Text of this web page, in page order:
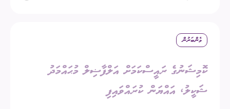
މެންބަރުން
ކޮމިޝަނުގެ ރައީސްކަމަށް އަލްފާޟިލް މުޙައްމަދު
ޝަކީލު، އައްޔަން ކުރައްވައިފި